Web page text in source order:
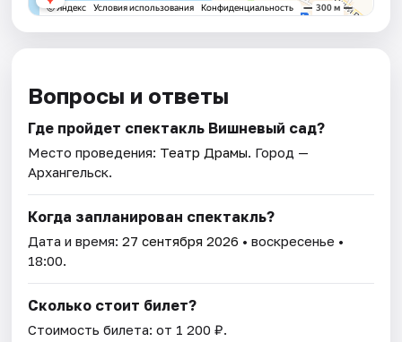
Вопросы и ответы
Где пройдет спектакль Вишневый сад?
Место проведения: Театр Драмы. Город —
Архангельск.
Когда запланирован спектакль?
Дата и время:27 сентября 2026 • воскресенье •
18:00.
Сколько стоит билет?
Стоимость билета: от 1 200 ₽.